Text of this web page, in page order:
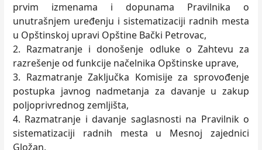
prvim izmenama i dopunama Pravilnika o
unutrašnjem uređenju i sistematizaciji radnih mesta
u Opštinskoj upravi Opštine Bački Petrovac,
2. Razmatranje i donošenje odluke o Zahtevu za
razrešenje od funkcije načelnika Opštinske uprave,
3. Razmatranje Zaključka Komisije za sprovođenje
postupka javnog nadmetanja za davanje u zakup
poljoprivrednog zemljišta,
4. Razmatranje i davanje saglasnosti na Pravilnik o
sistematizaciji radnih mesta u Mesnoj zajednici
Gložan,